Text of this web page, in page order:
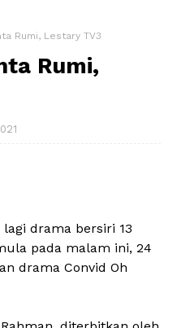
Rumi, Lestary TV3
Rumi,
lagi drama bersiri 13
pada malam ini, 24
drama Convid Oh